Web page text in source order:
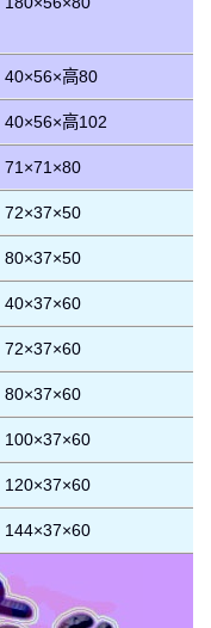
40×56×高80
40×56×高102
71×71×80
72×37×50
80×37×50
40×37×60
72×37×60
80×37×60
100×37×60
120×37×60
144×37×60